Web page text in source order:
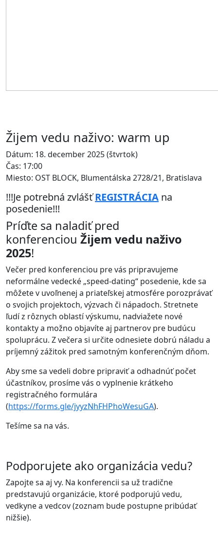
Žijem vedu naživo: warm up
Dátum: 18. december 2025 (štvrtok)
Čas: 17:00
Miesto: OST BLOCK, Blumentálska 2728/21, Bratislava
!!!Je potrebná zvlášťREGISTRÁCIA na
posedenie!!!
Príďte sa naladiť pred
konferenciou Žijem vedu naživo
2025!
Večer pred konferenciou pre vás pripravujeme
neformálne vedecké „speed-dating“ posedenie, kde sa
môžete v uvoľnenej a priateľskej atmosfére porozprávať
o svojich projektoch, výzvach či nápadoch. Stretnete
ľudí z rôznych oblastí výskumu, nadviažete nové
kontakty a možno objavíte aj partnerov pre budúcu
spoluprácu. Z večera si určite odnesiete dobrú náladu a
príjemný zážitok pred samotným konferenčným dňom.
Aby sme sa vedeli dobre pripraviť a odhadnúť počet
účastníkov, prosíme vás o vyplnenie krátkeho
registračného formulára
(https://forms.gle/jyyzNhFHPhoWesuGA).
Tešíme sa na vás.
Podporujete ako organizácia vedu?
Zapojte sa aj vy. Na konferencii sa už tradične
predstavujú organizácie, ktoré podporujú vedu,
vedkyne a vedcov (zoznam bude postupne pribúdať
nižšie).